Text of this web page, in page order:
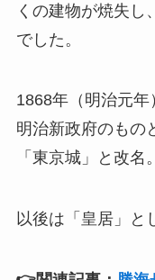
くの建物が焼失し
でした。
1868年（明治元
明治新政府のもの
「東京城」と改名。
以後は「皇居」と